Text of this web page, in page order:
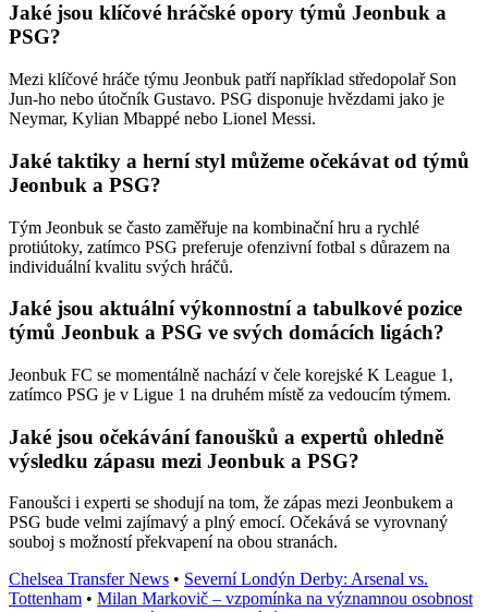
Jaké jsou klíčové hráčské opory týmů Jeonbuk a
PSG?
Mezi klíčové hráče týmu Jeonbuk patří například středopolař Son
Jun-ho nebo útočník Gustavo. PSG disponuje hvězdami jako je
Neymar, Kylian Mbappé nebo Lionel Messi.
Jaké taktiky a herní styl můžeme očekávat od týmů
Jeonbuk a PSG?
Tým Jeonbuk se často zaměřuje na kombinační hru a rychlé
protiútoky, zatímco PSG preferuje ofenzivní fotbal s důrazem na
individuální kvalitu svých hráčů.
Jaké jsou aktuální výkonnostní a tabulkové pozice
týmů Jeonbuk a PSG ve svých domácích ligách?
Jeonbuk FC se momentálně nachází v čele korejské K League 1,
zatímco PSG je v Ligue 1 na druhém místě za vedoucím týmem.
Jaké jsou očekávání fanoušků a expertů ohledně
výsledku zápasu mezi Jeonbuk a PSG?
Fanoušci i experti se shodují na tom, že zápas mezi Jeonbukem a
PSG bude velmi zajímavý a plný emocí. Očekává se vyrovnaný
souboj s možností překvapení na obou stranách.
Chelsea Transfer News • Severní Londýn Derby: Arsenal vs.
Tottenham • Milan Markovič – vzpomínka na významnou osobnost